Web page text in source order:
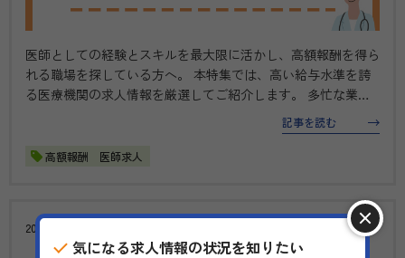
医師としての経験とスキルを最大限に活かし、高額報酬を得ら
れる職場を探している方へ。 本特集では、高い給与水準を誇
る医療機関の求人情報を厳選してご紹介します。 多忙な業務
や高度な技術が求められるポジションが多い中で、やりがいと
報酬のバランスを重視したキャリアを築くことが可能です。新
たな挑戦を求める医師…
記事を読む
高額報酬 医師求人
2024.06.10
気になる求人情報の状況を知りたい